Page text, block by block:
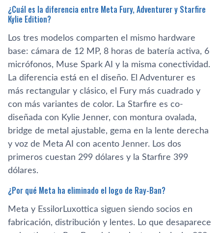
¿Cuál es la diferencia entre Meta Fury, Adventurer y Starfire
Kylie Edition?
Los tres modelos comparten el mismo hardware
base: cámara de 12 MP, 8 horas de batería activa, 6
micrófonos, Muse Spark AI y la misma conectividad.
La diferencia está en el diseño. El Adventurer es
más rectangular y clásico, el Fury más cuadrado y
con más variantes de color. La Starfire es co-
diseñada con Kylie Jenner, con montura ovalada,
bridge de metal ajustable, gema en la lente derecha
y voz de Meta AI con acento Jenner. Los dos
primeros cuestan 299 dólares y la Starfire 399
dólares.
¿Por qué Meta ha eliminado el logo de Ray-Ban?
Meta y EssilorLuxottica siguen siendo socios en
fabricación, distribución y lentes. Lo que desaparece